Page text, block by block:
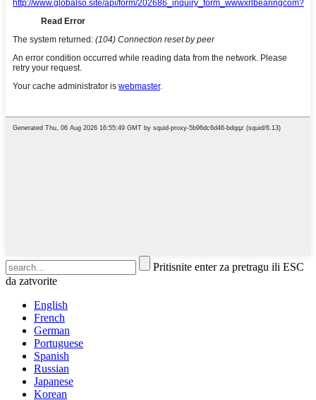
Pritisnite enter za pretragu ili ESC
da zatvorite
English
French
German
Portuguese
Spanish
Russian
Japanese
Korean